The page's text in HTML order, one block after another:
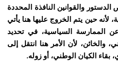
والقوانين النافذة المحددة
لأنه حين يتم الخروج عليها هنا يأتي
الممارسة السياسية، في تحديد
لأن الأمر هنا انتقل إلى
بقاء الكيان الوطني، أو زوله.